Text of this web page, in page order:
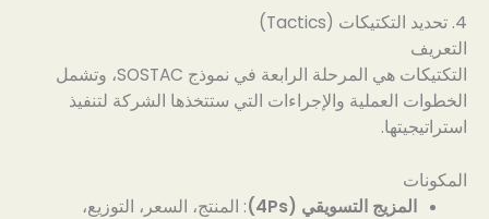
4. تحديد التكتيكات (Tactics)
التعريف
التكتيكات هي المرحلة الرابعة في نموذج SOSTAC، وتشمل
الخطوات العملية والإجراءات التي ستتخذها الشركة لتنفيذ
استراتيجيتها.
المكونات
المزيج التسويقي (4Ps)
: المنتج، السعر، التوزيع،